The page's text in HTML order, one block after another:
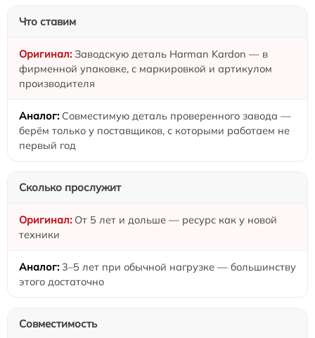
Что ставим
Заводскую деталь Harman Kardon — в
фирменной упаковке, с маркировкой и артикулом
производителя
Совместимую деталь проверенного завода —
берём только у поставщиков, с которыми работаем не
первый год
Сколько прослужит
От 5 лет и дольше — ресурс как у новой
техники
3–5 лет при обычной нагрузке — большинству
этого достаточно
Совместимость